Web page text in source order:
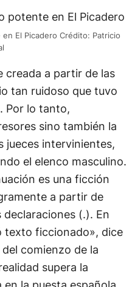
El Picadero Crédito: Patricio
creada a partir de las
tan ruidoso que tuvo
Por lo tanto,
sino también la
jueces intervinientes,
el elenco masculino.
es una ficción
a partir de
(.). En
texto ficcionado», dice
comienzo de la
supera la